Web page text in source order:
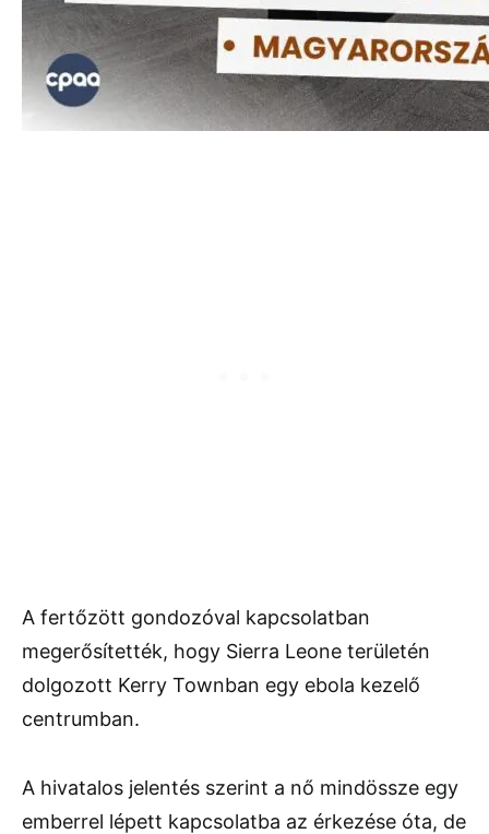
A fertőzött gondozóval kapcsolatban
megerősítették, hogy Sierra Leone területén
dolgozott Kerry Townban egy ebola kezelő
centrumban.
A hivatalos jelentés szerint a nő mindössze egy
emberrel lépett kapcsolatba az érkezése óta, de